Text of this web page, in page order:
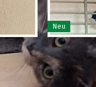
schildpatt
Neu
Rasse/ Mix
Tierart